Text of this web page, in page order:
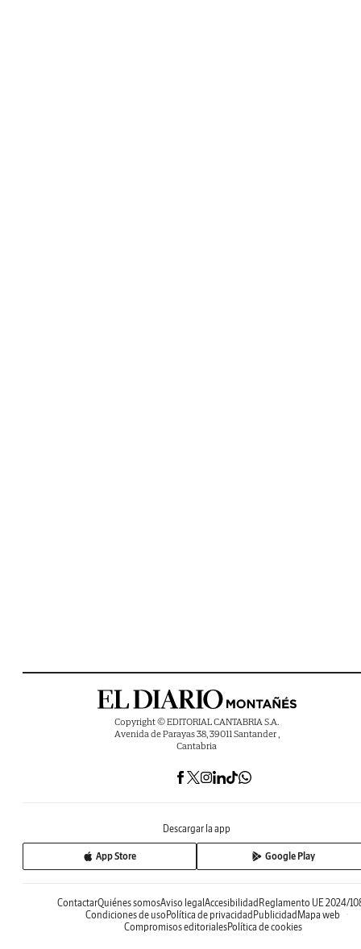
Copyright © EDITORIAL CANTABRIA S.A.
Avenida de Parayas 38, 39011 Santander ,
Cantabria
Descargar la app
App Store Google Play
ContactarQuiénes somosAviso legalAccesibilidadReglamento UE 2024/
Condiciones de usoPolítica de privacidadPublicidadMapa web
Compromisos editorialesPolítica de cookies